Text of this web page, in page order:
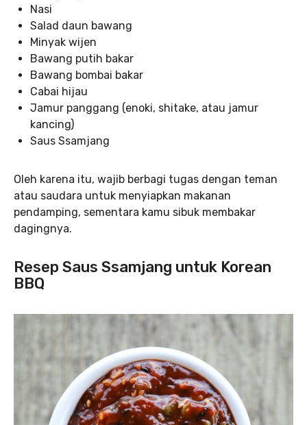
Nasi
Salad daun bawang
Minyak wijen
Bawang putih bakar
Bawang bombai bakar
Cabai hijau
Jamur panggang (enoki, shitake, atau jamur
kancing)
Saus Ssamjang
Oleh karena itu, wajib berbagi tugas dengan teman
atau saudara untuk menyiapkan makanan
pendamping, sementara kamu sibuk membakar
dagingnya.
Resep Saus Ssamjang untuk Korean
BBQ